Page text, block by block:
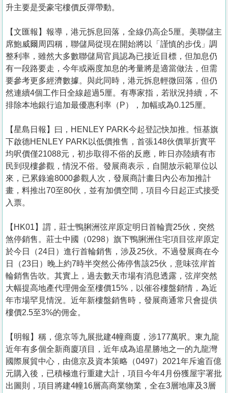
升主要是受豪宅樓價反彈帶動。
【文匯報】報導，港元拆息回落，全線仍高企5厘。美聯儲主
席鮑威爾周四稱，聯儲局從現在開始將以「謹慎的步伐」調
整利率，雖然大多數聯儲局官員認為已接近目標，但加息仍
有一段路要走，今年或兩度加息的考量將是適當做法，但需
要參考更多經濟數據。與此同時，港元拆息輕微回落，但仍
然連續4個工作日全線超過5厘。有專家指，若狀況持續，不
排除本地銀行追加最優惠利率（P），加幅或為0.125厘。
【星島日報】曰，HENLEY PARK今起登記快加推。恒基旗
下啟德HENLEY PARK以低價推售，首張148伙價單折實平
均呎價僅21088元，初步取得不俗的反應，昨日亦陸續有市
民到現樓參觀，情況不俗。發展商表示，自開放示範單位以
來，已累錄逾8000參觀人次，發展商計畫日內公布加推計
畫，料推出70至80伙，並有加價空間，項目今日起正式接受
入票。
【HK01】謂，莊士鴨脷洲弦岸原定明日首輪賣25伙，突然
煞停銷售。莊士中國（0298）旗下鴨脷洲住宅項目弦岸原定
於今日（24日）進行首輪銷售，涉及25伙。不過發展商在今
日（23日）晚上約7時半突然公佈停售該25伙，意味弦岸首
輪銷售告吹。其實上，過去數天市場有消息透露，弦岸突然
大幅提高地產代理佣金至樓價15%，以催谷樓盤銷情，為近
年市場罕見情況。近年新樓盤銷售時，發展商通常只會提供
樓價2.5至3%的佣金。
【明報】稱，億京等九展批建4幢商廈，涉177萬呎。東九龍
近年有多個全新商廈項目，近年成為追星勝地之一的九龍灣
國際展貿中心，由億京及資本策略（0497）2021年斥逾百億
元購入後，已積極進行重建大計，項目今年4月份獲屋宇署批
出圖則，項目將建4幢16層高商業物業，全在3層地庫及3層